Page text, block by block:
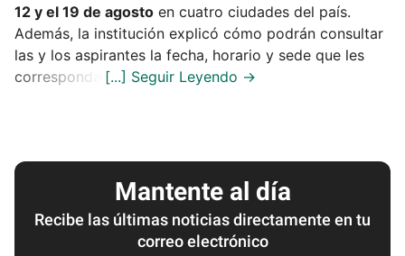
12 y el 19 de agosto en cuatro ciudades del país.
Además, la institución explicó cómo podrán consultar
las y los aspirantes la fecha, horario y sede que les
corresponda.
Mantente al día
Recibe las últimas noticias directamente en tu
correo electrónico